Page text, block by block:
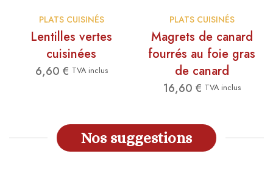
PLATS CUISINÉS
Lentilles vertes
cuisinées
6,60 € TVA inclus
PLATS CUISINÉS
Magrets de canard
fourrés au foie gras
de canard
16,60 € TVA inclus
Nos suggestions